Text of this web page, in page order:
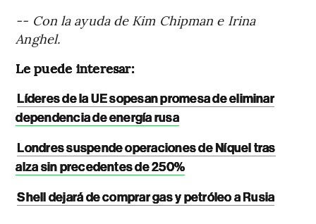
-- Con la ayuda de Kim Chipman e Irina
Anghel.
Le puede interesar:
Líderes de la UE sopesan promesa de eliminar
dependencia de energía rusa
Londres suspende operaciones de Níquel tras
alza sin precedentes de 250%
Shell dejará de comprar gas y petróleo a Rusia